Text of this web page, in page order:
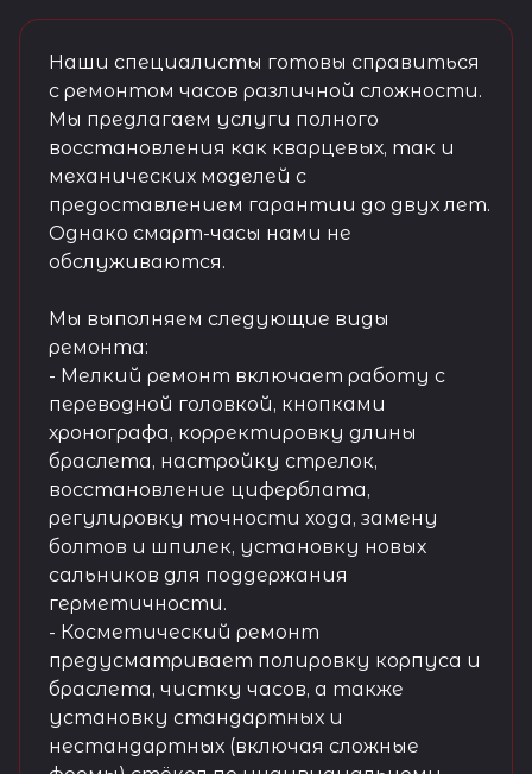
Наши специалисты готовы справиться
с ремонтом часов различной сложности.
Мы предлагаем услуги полного
восстановления как кварцевых, так и
механических моделей с
предоставлением гарантии до двух лет.
Однако смарт-часы нами не
обслуживаются.
Мы выполняем следующие виды
ремонта:
- Мелкий ремонт включает работу с
переводной головкой, кнопками
хронографа, корректировку длины
браслета, настройку стрелок,
восстановление циферблата,
регулировку точности хода, замену
болтов и шпилек, установку новых
сальников для поддержания
герметичности.
- Косметический ремонт
предусматривает полировку корпуса и
браслета, чистку часов, а также
установку стандартных и
нестандартных (включая сложные